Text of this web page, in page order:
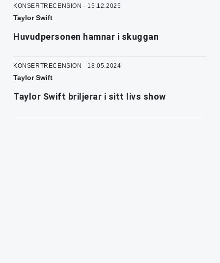
KONSERTRECENSION - 15.12.2025
Taylor Swift
Huvudpersonen hamnar i skuggan
KONSERTRECENSION - 18.05.2024
Taylor Swift
Taylor Swift briljerar i sitt livs show